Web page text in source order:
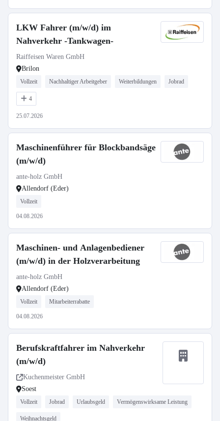
LKW Fahrer (m/w/d) im
Nahverkehr -Tankwagen-
Raiffeisen Waren GmbH
Brilon
Vollzeit Nachhaltiger Arbeitgeber Weiterbildungen Jobrad
4
25.07.2026
Maschinenführer für Blockbandsäge
(m/w/d)
ante-holz GmbH
Allendorf (Eder)
Vollzeit
04.08.2026
Maschinen- und Anlagenbediener
(m/w/d) in der Holzverarbeitung
ante-holz GmbH
Allendorf (Eder)
Vollzeit Mitarbeiterrabatte
04.08.2026
Berufskraftfahrer im Nahverkehr
(m/w/d)
Kuchenmeister GmbH
Soest
Vollzeit Jobrad Urlaubsgeld Vermögenswirksame Leistung
Weihnachtsgeld